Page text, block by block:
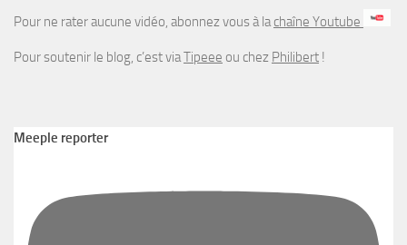
Pour ne rater aucune vidéo, abonnez vous à lachaîne Youtube
Pour soutenir le blog, c’est viaTipeee ou chez Philibert !
Meeple reporter